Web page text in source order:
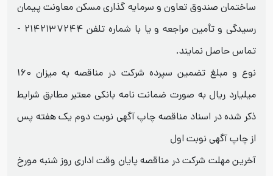
ساختمان صندوق تعاون و سرمایه گذاری مسکن معاونت پیمان
رسیدگی و تأمین مراجعه و یا با شماره تلفن ۲۱۴۲۱۳۷۲۴۴ -
تماس حاصل نمایند.
نوع و مبلغ تضمین سپرده شرکت در مناقصه به میزان ۱۶۰
میلیارد ریال به صورت ضمانت نامه بانکی معتبر مطابق شرایط
ذکر شده در اسناد مناقصه چاپ آگهی نوبت دوم یک هفته پس
از چاپ آگهی نوبت اول
آخرین مهلت شرکت در مناقصه پایان وقت اداری روز شنبه مورخ